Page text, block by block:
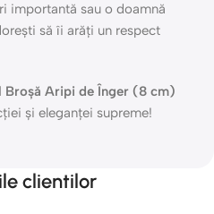
importantă sau o doamnă
să îi arăți un respect
Broșă Aripi de Înger (8 cm)
și eleganței supreme!
clientilor